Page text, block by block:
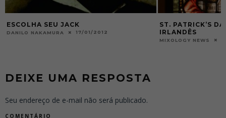
ST. PATRICK’S DAY, O DIA DO ORGULHO
IRLANDÊS
DE CARVALHO,
MIXOLOGY NEWS
DEIXE UMA RESPOSTA
Seu endereço de e-mail não será publicado.
COMENTÁRIO